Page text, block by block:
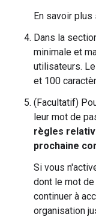
En savoir plus
Dans la
minimale et
utilisateurs.
et 100
(Facultatif)
leur mot de
règles
prochaine
Si vous
dont le mot
continuer à
organisation